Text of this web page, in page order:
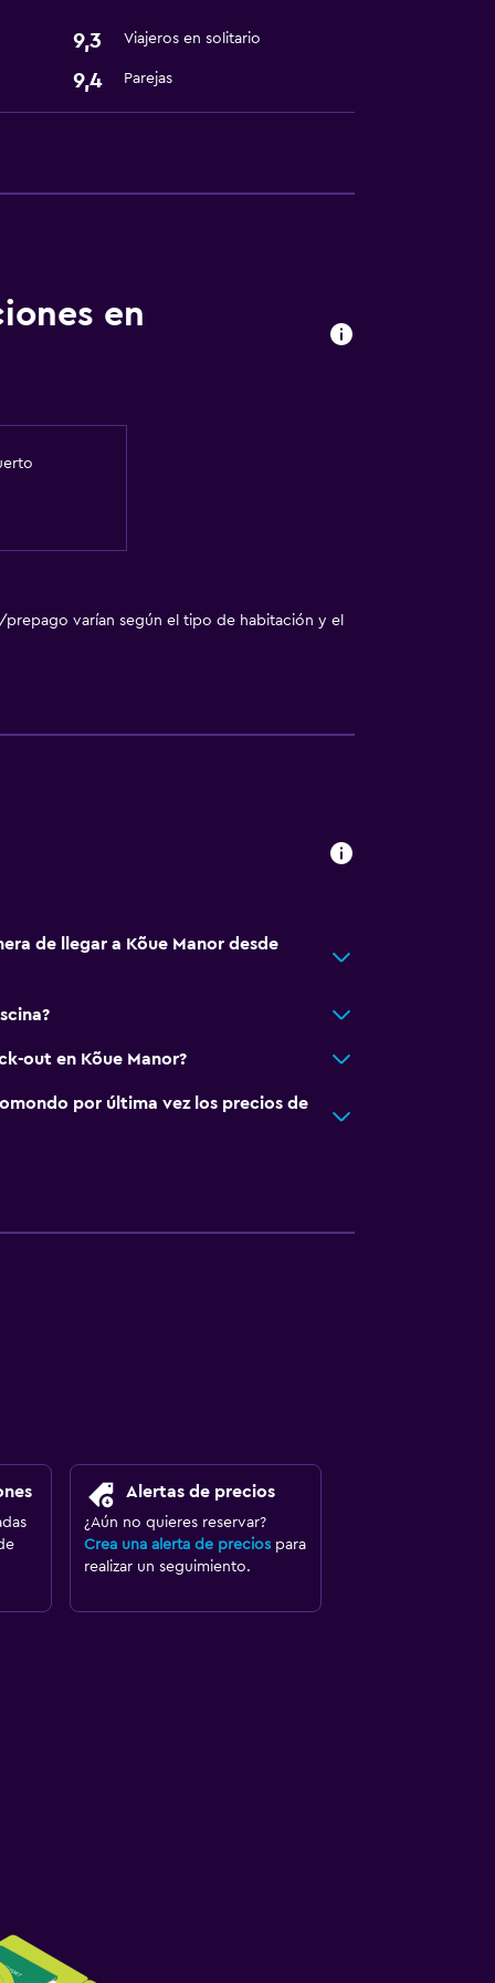
9,3 Viajeros en solitario
9,4 Parejas
en
prepago varían según el tipo de habitación y el
de llegar a Kõue Manor desde
out en Kõue Manor?
por última vez los precios de
Alertas de precios
¿Aún no quieres reservar?
Crea una alerta de preciospara
realizar un seguimiento.